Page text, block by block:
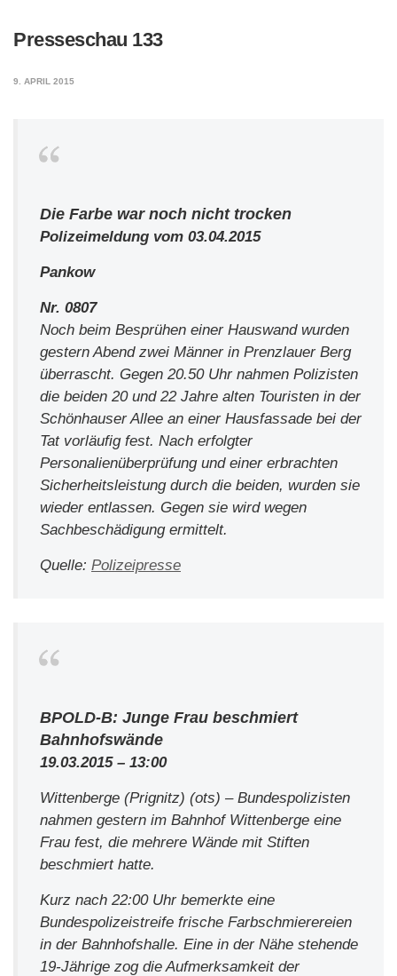
Presseschau 133
9. APRIL 2015
Die Farbe war noch nicht trocken
Polizeimeldung vom 03.04.2015
Pankow
Nr. 0807
Noch beim Besprühen einer Hauswand wurden
gestern Abend zwei Männer in Prenzlauer Berg
überrascht. Gegen 20.50 Uhr nahmen Polizisten
die beiden 20 und 22 Jahre alten Touristen in der
Schönhauser Allee an einer Hausfassade bei der
Tat vorläufig fest. Nach erfolgter
Personalienüberprüfung und einer erbrachten
Sicherheitsleistung durch die beiden, wurden sie
wieder entlassen. Gegen sie wird wegen
Sachbeschädigung ermittelt.
Quelle: Polizeipresse
BPOLD-B: Junge Frau beschmiert
Bahnhofswände
19.03.2015 – 13:00
Wittenberge (Prignitz) (ots) – Bundespolizisten
nahmen gestern im Bahnhof Wittenberge eine
Frau fest, die mehrere Wände mit Stiften
beschmiert hatte.
Kurz nach 22:00 Uhr bemerkte eine
Bundespolizeistreife frische Farbschmierereien
in der Bahnhofshalle. Eine in der Nähe stehende
19-Jährige zog die Aufmerksamkeit der